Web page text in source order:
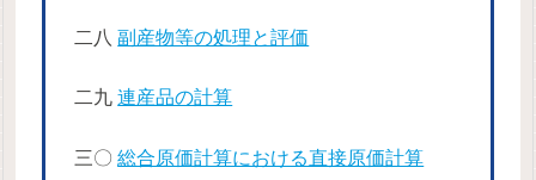
二八副産物等の処理と評価
二九連産品の計算
三〇総合原価計算における直接原価計算